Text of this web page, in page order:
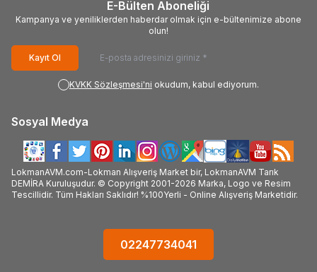
E-Bülten Aboneliği
Kampanya ve yeniliklerden haberdar olmak için e-bültenimize abone
olun!
Kayıt Ol
KVKK Sözleşmesi'ni okudum, kabul ediyorum.
Sosyal Medya
LokmanAVM.com-Lokman Alışveriş Market bir, LokmanAVM Tarık
DEMİRA Kuruluşudur. © Copyright 2001-2026 Marka, Logo ve Resim
Tescillidir. Tüm Hakları Saklıdır! %100Yerli - Online Alışveriş Marketidir.
02247734041